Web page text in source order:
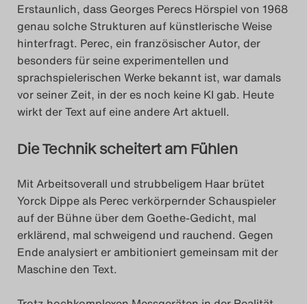
Erstaunlich, dass Georges Perecs Hörspiel von 1968
genau solche Strukturen auf künstlerische Weise
hinterfragt. Perec, ein französischer Autor, der
besonders für seine experimentellen und
sprachspielerischen Werke bekannt ist, war damals
vor seiner Zeit, in der es noch keine KI gab. Heute
wirkt der Text auf eine andere Art aktuell.
Die Technik scheitert am Fühlen
Mit Arbeitsoverall und strubbeligem Haar brütet
Yorck Dippe als Perec verkörpernder Schauspieler
auf der Bühne über dem Goethe-Gedicht, mal
erklärend, mal schweigend und rauchend. Gegen
Ende analysiert er ambitioniert gemeinsam mit der
Maschine den Text.